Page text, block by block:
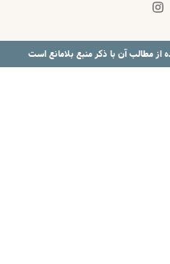
از مطالب آن با ذکر منبع بلامانع است